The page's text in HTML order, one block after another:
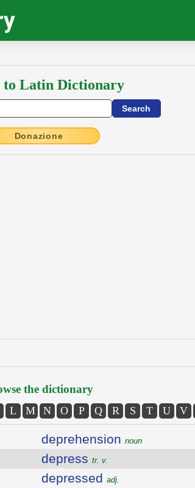
to Latin Dictionary
Donazione
the dictionary
L M N O P Q R S T U V
deprehension noun
depress tr. v.
depressed adj.